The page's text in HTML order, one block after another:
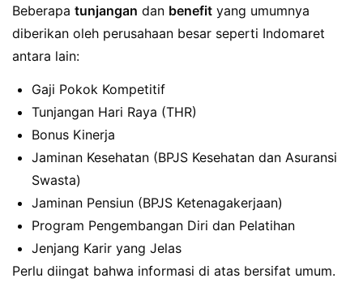
Beberapa tunjangan dan benefit yang umumnya
diberikan oleh perusahaan besar seperti Indomaret
antara lain:
Gaji Pokok Kompetitif
Tunjangan Hari Raya (THR)
Bonus Kinerja
Jaminan Kesehatan (BPJS Kesehatan dan Asuransi
Swasta)
Jaminan Pensiun (BPJS Ketenagakerjaan)
Program Pengembangan Diri dan Pelatihan
Jenjang Karir yang Jelas
Perlu diingat bahwa informasi di atas bersifat umum.